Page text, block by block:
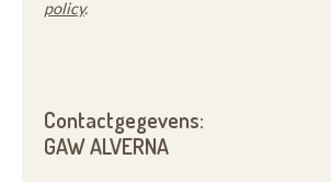
De activiteitenkalender wordt
dan niet deel te nemen. Vier maal
externe uitstap georganiseerd.
policy.
Contactgegevens:
GAW ALVERNA